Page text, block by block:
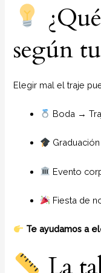
según
Elegir mal el traje
Boda →
Evento
Fiesta de
Te ayudamos a